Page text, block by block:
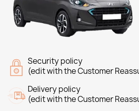
Security policy
(edit with the Customer
Delivery policy
(edit with the Customer